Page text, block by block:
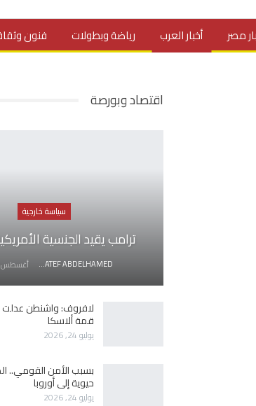
مصر أخبار العرب رياضة وبطولات
فنون
اقتصاد وبورصة
سياسة خارجية
ترامب يقيد الجنسية
AWATEF ABDELHAMED أغسطس 7, 2026
لافروف: واشنطن
قمة ألاسكا
يوليو 24, 2026
بسبب الأمن القومي..
حيوية إلى أوروبا
يوليو 24, 2026